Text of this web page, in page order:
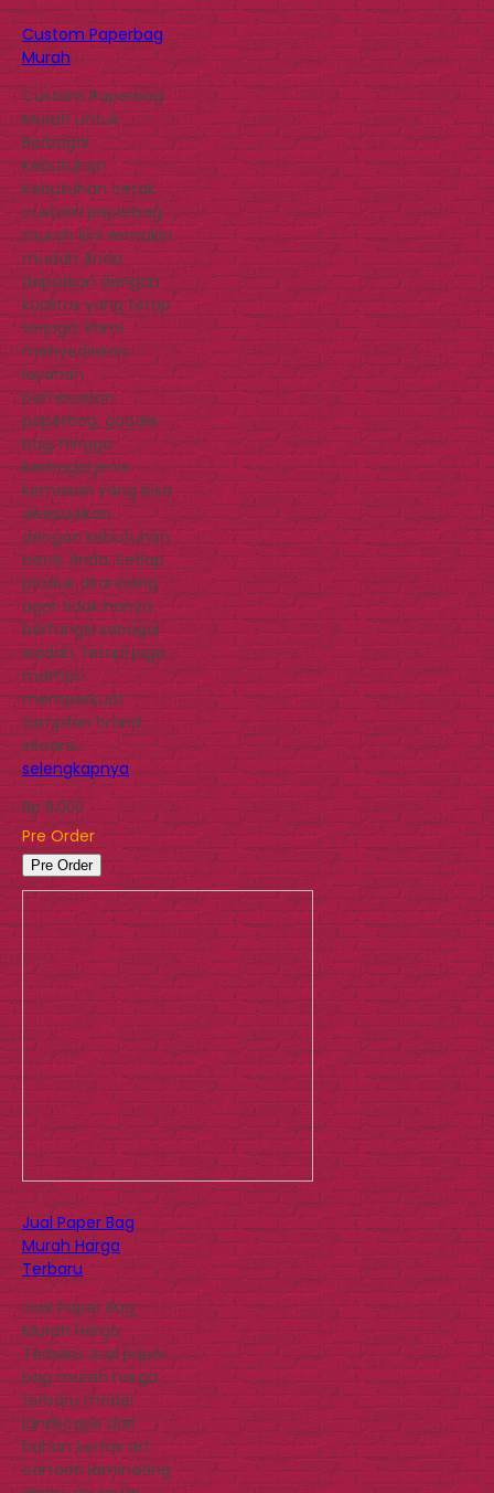
Custom Paperbag
Murah
Custom Paperbag
Murah untuk
Berbagai
Kebutuhan
Kebutuhan cetak
custom paperbag
murah kini semakin
mudah Anda
dapatkan dengan
kualitas yang tetap
terjaga. Kami
menyediakan
layanan
pembuatan
paperbag, goodie
bag, hingga
berbagai jenis
kemasan yang bisa
disesuaikan
dengan kebutuhan
bisnis Anda. Setiap
produk dirancang
agar tidak hanya
berfungsi sebagai
wadah, tetapi juga
mampu
memperkuat
tampilan brand
secara…
selengkapnya
Rp 6.000
Pre Order
Pre Order
Jual Paper Bag
Murah Harga
Terbaru
Jual Paper Bag
Murah Harga
Terbaru Jual paper
bag murah harga
terbaru model
landscape dari
bahan kertas art
cartoon laminating